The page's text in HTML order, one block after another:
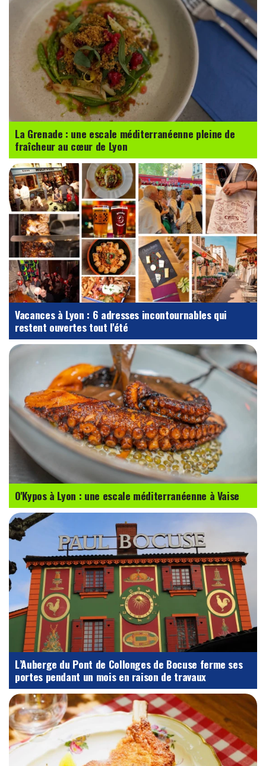
La Grenade : une escale méditerranéenne pleine de
fraîcheur au cœur de Lyon
Vacances à Lyon : 6 adresses incontournables qui
restent ouvertes tout l'été
O'Kypos à Lyon : une escale méditerranéenne à Vaise
L’Auberge du Pont de Collonges de Bocuse ferme ses
portes pendant un mois en raison de travaux